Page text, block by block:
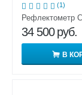
(1)
Рефлектометр
34 500 руб.
В